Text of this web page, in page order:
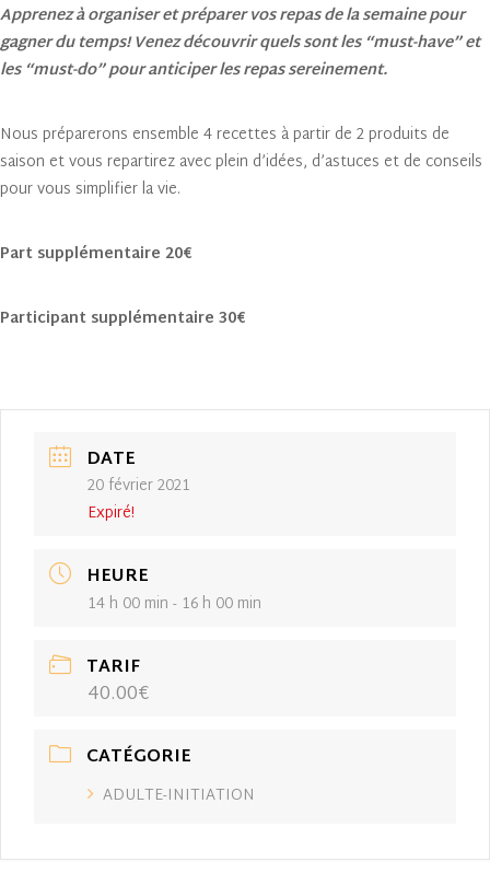
Apprenez à organiser et préparer vos repas de la semaine pour
gagner du temps! Venez découvrir quels sont les “must-have” et
les “must-do” pour anticiper les repas sereinement.
Nous préparerons ensemble 4 recettes à partir de 2 produits de
saison et vous repartirez avec plein d’idées, d’astuces et de conseils
pour vous simplifier la vie.
Part supplémentaire 20€
Participant supplémentaire 30€
DATE
20 février 2021
Expiré!
HEURE
14 h 00 min - 16 h 00 min
TARIF
40.00€
CATÉGORIE
ADULTE-INITIATION